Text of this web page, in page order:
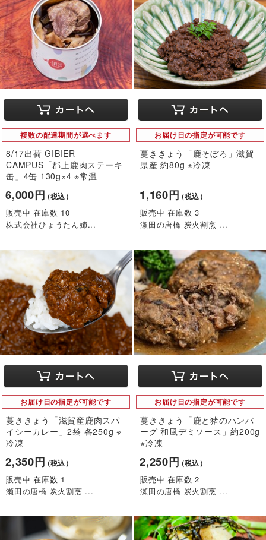
複数の配達期間が選べます
8/17出荷 GIBIER
CAMPUS「郡上鹿肉ステーキ
缶」4缶 130g×4 ※常温
6,000円（税込）
販売中 在庫数 10
株式会社ひょうたん姉...
お届け日の指定が可能です
蔓ききょう「鹿そぼろ」滋賀
県産 約80g ※冷凍
1,160円（税込）
販売中 在庫数 3
瀬田の唐橋 炭火割烹 ...
お届け日の指定が可能です
蔓ききょう「滋賀産鹿肉スパ
イシーカレー」2袋 各250g ※
冷凍
2,350円（税込）
販売中 在庫数 1
瀬田の唐橋 炭火割烹 ...
お届け日の指定が可能です
蔓ききょう「鹿と猪のハンバ
ーグ 和風デミソース」約200g
※冷凍
2,250円（税込）
販売中 在庫数 2
瀬田の唐橋 炭火割烹 ...